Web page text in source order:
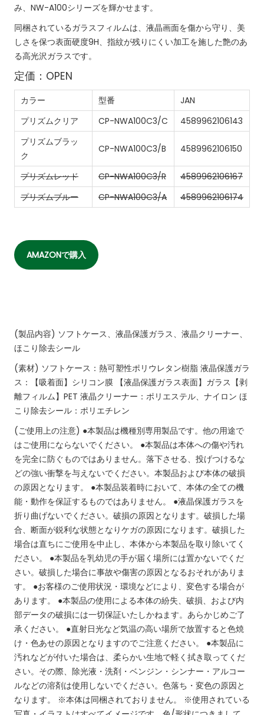
み、NW-A100シリーズを輝かせます。
同梱されているガラスフィルムは、液晶画面を傷から守り、美
しさを保つ表面硬度9H、指紋が残りにくい加工を施した艶のあ
る高光沢ガラスです。
定価：OPEN
カラー 型番
JAN
プリズムクリア
CP-NWA100C3/C
4589962106143
プリズムブラッ
ク
CP-NWA100C3/B 4589962106150
プリズムレッド CP-NWA100C3/R
4589962106167
プリズムブルー
CP-NWA100C3/A 4589962106174
AMAZONで購入
(製品内容) ソフトケース、液晶保護ガラス、液晶クリーナー、
ほこり除去シール
(素材) ソフトケース：熱可塑性ポリウレタン樹脂 液晶保護ガラ
ス：【吸着面】シリコン膜 【液晶保護ガラス表面】ガラス【剥
離フィルム】PET 液晶クリーナー：ポリエステル、ナイロン ほ
こり除去シール：ポリエチレン
(ご使用上の注意) ●本製品は機種別専用製品です。他の用途で
はご使用にならないでください。
●本製品は本体への傷や汚れ
を完全に防ぐものではありません。落下させる、投げつけるな
どの強い衝撃を与えないでください。本製品および本体の破損
の原因となります。
●本製品装着時において、本体の全ての機
能・動作を保証するものではありません。
●液晶保護ガラスを
折り曲げないでください。破損の原因となります。破損した場
合、断面が鋭利な状態となりケガの原因になります。破損した
場合は直ちにご使用を中止し、本体から本製品を取り除いてく
ださい。
●本製品を乳幼児の手が届く場所には置かないでくだ
さい。破損した場合に事故や傷害の原因となるおそれがありま
す。
●お客様のご使用状況・環境などにより、変色する場合が
あります。
●本製品の使用による本体の紛失、破損、および内
部データの破損には一切保証いたしかねます。あらかじめご了
承ください。
●直射日光など気温の高い場所で放置すると色焼
け・色あせの原因となりますのでご注意ください。
●本製品に
汚れなどが付いた場合は、柔らかい生地で軽く拭き取ってくだ
さい。その際、除光液・洗剤・ベンジン・シンナー・アルコー
ルなどの溶剤は使用しないでください。色落ち・変色の原因と
なります。
※本体は同梱されておりません。
※使用されている